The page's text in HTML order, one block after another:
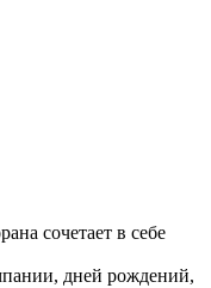
сочетает в себе
дней рождений,